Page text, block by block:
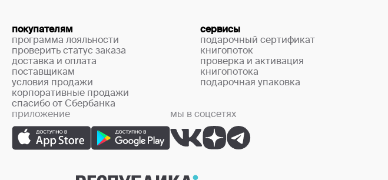
покупателям
программа лояльности
проверить статус заказа
доставка и оплата
поставщикам
условия продажи
корпоративные продажи
спасибо от Сбербанка
сервисы
подарочный сертификат
книгопоток
проверка и активация
книгопотока
подарочная упаковка
приложение мы в соцсетях